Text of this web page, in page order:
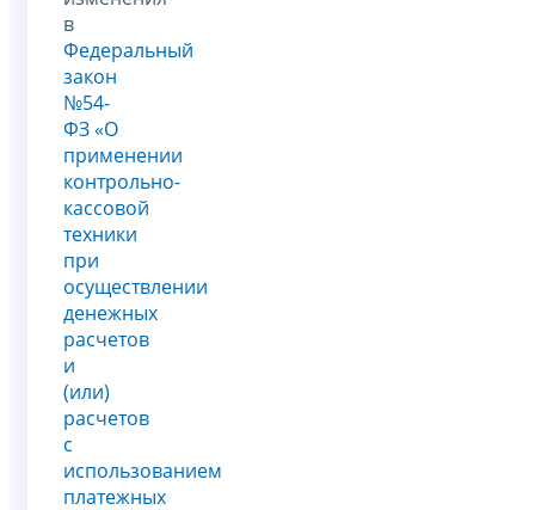
в
Федеральный
закон
№54-
ФЗ «О
применении
контрольно-
кассовой
техники
при
осуществлении
денежных
расчетов
и
(или)
расчетов
с
использованием
платежных